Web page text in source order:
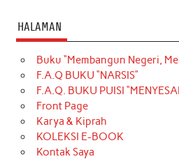
c
e
b
o
o
k
t
a
g
r
a
m
T
o
k
t
e
r
k
e
d
HALAMAN
Buku “Membangun Negeri,
F.A.Q BUKU “NARSIS”
F.A.Q. BUKU PUISI
Front Page
Karya & Kiprah
KOLEKSI E-BOOK
Kontak Saya